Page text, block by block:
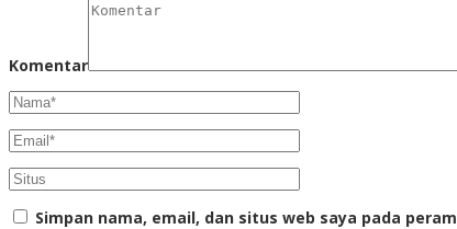
Komentar
Simpan nama, email, dan situs web saya pada